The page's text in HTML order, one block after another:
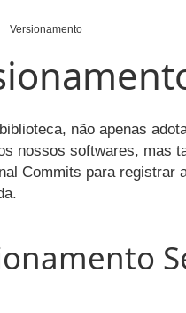
Inicial
Versionamento
não apenas
nossos softwares, mas
Commits para registrar